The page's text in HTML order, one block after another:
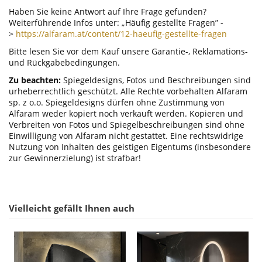
Haben Sie keine Antwort auf Ihre Frage gefunden?
Weiterführende Infos unter: „Häufig gestellte Fragen” -
> https://alfaram.at/content/12-haeufig-gestellte-fragen
Bitte lesen Sie vor dem Kauf unsere Garantie-, Reklamations-
und Rückgabebedingungen.
Zu beachten: Spiegeldesigns, Fotos und Beschreibungen sind
urheberrechtlich geschützt. Alle Rechte vorbehalten Alfaram
sp. z o.o. Spiegeldesigns dürfen ohne Zustimmung von
Alfaram weder kopiert noch verkauft werden. Kopieren und
Verbreiten von Fotos und Spiegelbeschreibungen sind ohne
Einwilligung von Alfaram nicht gestattet. Eine rechtswidrige
Nutzung von Inhalten des geistigen Eigentums (insbesondere
zur Gewinnerzielung) ist strafbar!
Vielleicht gefällt Ihnen auch